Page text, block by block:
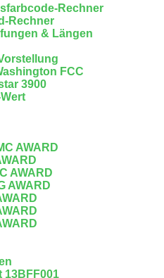
Rechner
Rechner
& Längen
FCC
3900
AWARD
AWARD
AWARD
13BFF001